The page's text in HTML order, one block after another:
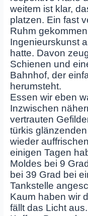
weitem ist klar,
platzen. Ein fast
Ruhm
Ingenieurskunst
hatte. Davon
Schienen und
Bahnhof, der
herumsteht.
Essen wir eben
Inzwischen
vertrauten
türkis
wieder
einigen Tagen
Moldes bei 9
bei 39 Grad bei
Tankstelle
Kaum haben wir
fällt das Licht